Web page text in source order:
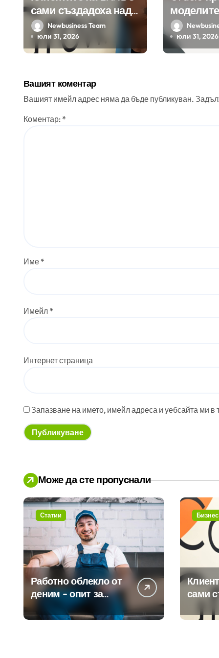
сами създадоха над
450 приложения за
ERP системата с
помощта на
изкуствен интелект
Newbusiness Team
юли 31, 2026
Google
клиенти
юли 31, 2026
Вашият коментар
Вашият имейл адрес няма да бъде публикуван.
Коментар: *
Име *
Имейл *
Интернет страница
Запазване на името, имейл адреса и уебсайта ми
Може да сте пропуснали
Статии
Работно облекло от
деним – опит за
модернизиране на
традицията
сами
ERP